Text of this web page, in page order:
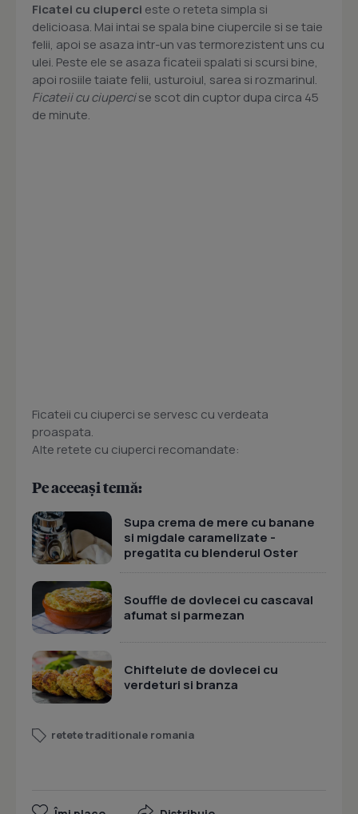
Ficatei cu ciuperci este o reteta simpla si
delicioasa. Mai intai se spala bine ciupercile si se taie
felii, apoi se asaza intr-un vas termorezistent uns cu
ulei. Peste ele se asaza ficateii spalati si scursi bine,
apoi rosiile taiate felii, usturoiul, sarea si rozmarinul.
Ficateii cu ciupercise scot din cuptor dupa circa 45
de minute.
Ficateii cu ciuperci se servesc cu verdeata
proaspata.
Alte retete cu ciuperci recomandate:
Pe aceeași temă:
Supa crema de mere cu banane
si migdale caramelizate -
pregatita cu blenderul Oster
Souffle de dovlecei cu cascaval
afumat si parmezan
Chiftelute de dovlecei cu
verdeturi si branza
retete traditionale romania